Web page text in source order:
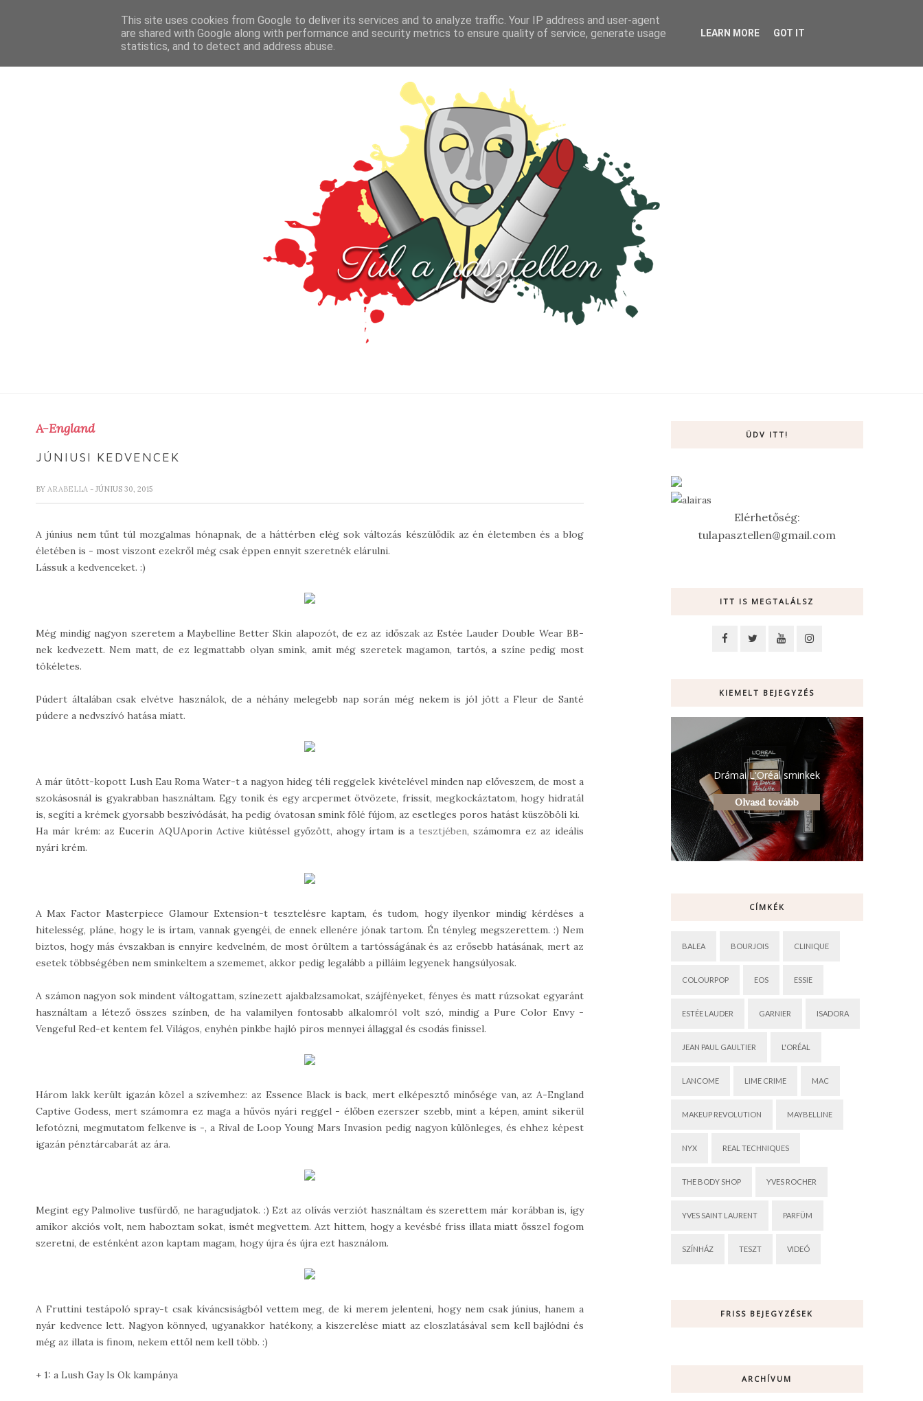
FŐOLDAL TESZT PARFÜM KULTÚRA VIDEÓ
A-England
JÚNIUSI KEDVENCEK
BY ARABELLA - JÚNIUS 30, 2015
A június nem tűnt túl mozgalmas hónapnak, de a háttérben elég sok változás készülődik az én életemben és a blog
életében is - most viszont ezekről még csak éppen ennyit szeretnék elárulni.
Lássuk a kedvenceket. :)
Még mindig nagyon szeretem a Maybelline Better Skin alapozót, de ez az időszak az Estée Lauder Double Wear BB-
nek kedvezett. Nem matt, de ez legmattabb olyan smink, amit még szeretek magamon, tartós, a színe pedig most
tökéletes.
Púdert általában csak elvétve használok, de a néhány melegebb nap során még nekem is jól jött a Fleur de Santé
púdere a nedvszívó hatása miatt.
A már ütött-kopott Lush Eau Roma Water-t a nagyon hideg téli reggelek kivételével minden nap előveszem, de most a
szokásosnál is gyakrabban használtam. Egy tonik és egy arcpermet ötvözete, frissít, megkockáztatom, hogy hidratál
is, segíti a krémek gyorsabb beszívódását, ha pedig óvatosan smink fölé fújom, az esetleges poros hatást küszöböli ki.
Ha már krém: az Eucerin AQUAporin Active kiütéssel győzött, ahogy írtam is atesztjében, számomra ez az ideális
nyári krém.
A Max Factor Masterpiece Glamour Extension-t tesztelésre kaptam, és tudom, hogy ilyenkor mindig kérdéses a
hitelesség, pláne, hogy le is írtam, vannak gyengéi, de ennek ellenére jónak tartom. Én tényleg megszerettem. :) Nem
biztos, hogy más évszakban is ennyire kedvelném, de most örültem a tartósságának és az erősebb hatásának, mert az
esetek többségében nem sminkeltem a szememet, akkor pedig legalább a pilláim legyenek hangsúlyosak.
A számon nagyon sok mindent váltogattam, színezett ajakbalzsamokat, szájfényeket, fényes és matt rúzsokat egyaránt
használtam a létező összes színben, de ha valamilyen fontosabb alkalomról volt szó, mindig a Pure Color Envy -
Vengeful Red-et kentem fel. Világos, enyhén pinkbe hajló piros mennyei állaggal és csodás finissel.
Három lakk került igazán közel a szívemhez: az Essence Black is back, mert elképesztő minősége van, az A-England
Captive Godess, mert számomra ez maga a hűvös nyári reggel - élőben ezerszer szebb, mint a képen, amint sikerül
lefotózni, megmutatom felkenve is -, a Rival de Loop Young Mars Invasion pedig nagyon különleges, és ehhez képest
igazán pénztárcabarát az ára.
Megint egy Palmolive tusfürdő, ne haragudjatok. :) Ezt az olívás verziót használtam és szerettem már korábban is, így
amikor akciós volt, nem haboztam sokat, ismét megvettem. Azt hittem, hogy a kevésbé friss illata miatt ősszel fogom
szeretni, de esténként azon kaptam magam, hogy újra és újra ezt használom.
A Fruttini testápoló spray-t csak kíváncsiságból vettem meg, de ki merem jelenteni, hogy nem csak június, hanem a
nyár kedvence lett. Nagyon könnyed, ugyanakkor hatékony, a kiszerelése miatt az eloszlatásával sem kell bajlódni és
még az illata is finom, nekem ettől nem kell több. :)
+ 1: a Lush Gay Is Ok kampánya
ÜDV ITT!
Elérhetőség:
tulapasztellen@gmail.com
ITT IS MEGTALÁLSZ
KIEMELT BEJEGYZÉS
Drámai L'Oréal sminkek
Olvasd tovább
CÍMKÉK
BALEA BOURJOIS CLINIQUE
COLOURPOP EOS ESSIE
ESTÉE LAUDER GARNIER ISADORA
JEAN PAUL GAULTIER L'ORÉAL
LANCOME LIME CRIME MAC
MAKEUP REVOLUTION MAYBELLINE
NYX REAL TECHNIQUES
THE BODY SHOP YVES ROCHER
YVES SAINT LAURENT PARFÜM
SZÍNHÁZ TESZT VIDEÓ
FRISS BEJEGYZÉSEK
ARCHÍVUM
This site uses cookies from Google to deliver its services and to analyze traffic. Your IP address and user-agent
are shared with Google along with performance and security metrics to ensure quality of service, generate usage
statistics, and to detect and address abuse.
LEARN MORE GOT IT